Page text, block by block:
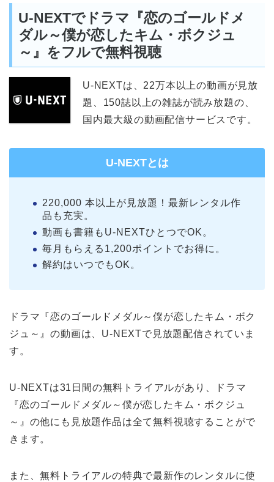
U-NEXTでドラマ『恋のゴールドメ
ダル～僕が恋したキム・ボクジュ
～』をフルで無料視聴
U-NEXTは、22万本以上の動画が見放
題、150誌以上の雑誌が読み放題の、
国内最大級の動画配信サービスです。
U-NEXTとは
220,000 本以上が見放題！最新レンタル作
品も充実。
動画も書籍もU-NEXTひとつでOK。
毎月もらえる1,200ポイントでお得に。
解約はいつでもOK。
ドラマ『恋のゴールドメダル～僕が恋したキム・ボク
ジュ～』の動画は、U-NEXTで見放題配信されていま
す。
U-NEXTは31日間の無料トライアルがあり、ドラマ
『恋のゴールドメダル～僕が恋したキム・ボクジュ
～』の他にも見放題作品は全て無料視聴することがで
きます。
また、無料トライアルの特典で最新作のレンタルに使